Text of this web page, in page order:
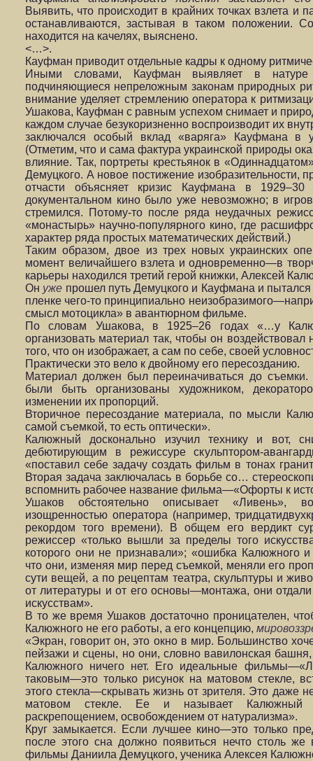
Выявить, что происходит в крайних точках взлета и
останавливаются, застывая в таком положении.
находится на качелях, выяснено.
<…>.
Кауфман приводит отдельные кадры к одному
Иными словами, Кауфман выявляет в натуре
подчиняющиеся непреложным законам природных
внимание уделяет стремлению оператора к
Ушакова, Кауфман с равным успехом снимает и
каждом случае безукоризненно воспроизводит их
заключался особый вклад «варяга» Кауфмана в
(Отметим, что и сама фактура украинской природы
влияние. Так, портреты крестьянок в
Демуцкого. А новое постижение изобразительности,
отчасти объясняет кризис Кауфмана в
документальном кино было уже невозможно; в
стремился. Потому-то после ряда неудачных
«монастырь» научно-популярного кино, где
характер ряда простых математических действий.)
Таким образом, двое из трех новых украинских
момент величайшего взлета и одновременно—в
карьеры находился третий герой книжки, Алексей
Он уже прошел путь Демуцкого и Кауфмана и
пленке чего-то принципиально
смысл мотоцикла» в авантюрном фильме.
По словам Ушакова, в 1925–26 годах «…у
организовать материал так, чтобы он воздействовал
того, что он изображает, а сам по себе, своей
Практически это вело к двойному его пересозданию.
Материал должен был переиначиваться до
были быть организованы художником,
изменении их пропорций.
Вторичное пересоздание материала, по мысли
самой съемкой, то есть оптически».
Калюжный досконально изучил технику и вот,
дебютирующим в режиссуре скульптором-
«поставил себе задачу создать фильм в тонах
Вторая задача заключалась в борьбе со…
вспомнить рабочее название фильма—«Офорты к
Ушаков обстоятельно описывает «Ливень»,
изощренностью оператора (например,
рекордом того времени). В общем его вердикт
режиссер «только вышли за пределы того
которого они не признавали»; «ошибка Калюжного
что они, изменяя мир перед съемкой, меняли его
сути вещей, а по рецептам театра, скульптуры и
от литературы и от его основы—монтажа, они
искусствам».
В то же время Ушаков достаточно проницателен,
Калюжного не его работы, а его концепцию,
«Экран, говорит он, это окно в мир. Большинство
пейзажи и сцены, но они, словно вавилонская башня,
Калюжного ничего нет. Его идеальные
таковым—это только рисунок на матовом стекле,
этого стекла—скрывать жизнь от зрителя. Это даже
матовом стекле. Ее и называет Калюжный
раскрепощением, освобождением от натурализма».
Круг замыкается. Если лучшее кино—это только
после этого сна должно появиться нечто столь же
фильмы Даниила Демуцкого, ученика Алексея